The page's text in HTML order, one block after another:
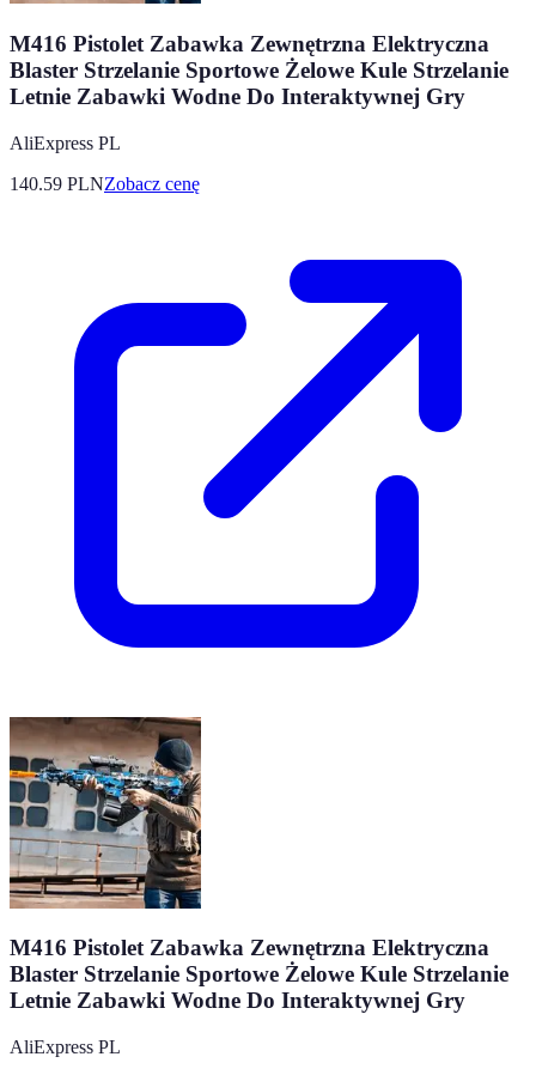
M416 Pistolet Zabawka Zewnętrzna Elektryczna
Blaster Strzelanie Sportowe Żelowe Kule Strzelanie
Letnie Zabawki Wodne Do Interaktywnej Gry
AliExpress PL
140.59 PLNZobacz cenę
M416 Pistolet Zabawka Zewnętrzna Elektryczna
Blaster Strzelanie Sportowe Żelowe Kule Strzelanie
Letnie Zabawki Wodne Do Interaktywnej Gry
AliExpress PL